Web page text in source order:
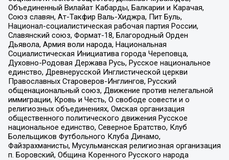
Объединенный Вилайат Кабарды, Балкарии и Карачая,
Союз славян, Ат-Такфир Валь-Хиджра, Пит Буль,
Национал-социалистическая рабочая партия России,
Славянский союз, Формат-18, Благородный Орден
Дьявола, Армия воли народа, Национальная
Социалистическая Инициатива города Череповца,
Духовно-Родовая Держава Русь, Русское национальное
единство, Древнерусской Инглистической церкви
Православных Староверов-Инглингов, Русский
общенациональный союз, Движение против нелегальной
иммиграции, Кровь и Честь, О свободе совести и о
религиозных объединениях, Омская организация
общественного политического движения Русское
национальное единство, Северное Братство, Клуб
Болельщиков Футбольного Клуба Динамо,
Файзрахманисты, Мусульманская религиозная организация
п. Боровский, Община Коренного Русского народа